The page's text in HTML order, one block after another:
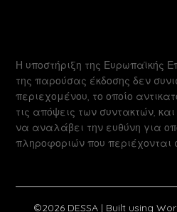
Η υποστήριξη της Ευρωπαϊκής
της παρούσας έκδοσης δεν
περιεχομένου, το οποίο
τις απόψεις των συντακτών,
να αναλάβει την ευθύνη για
πληροφοριών που περιέχονται
©2026 DESSA | Built using